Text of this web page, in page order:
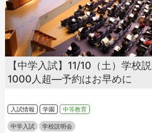
【中学入試】11/10（土）学校
1000人超―予約はお早めに
入試情報 学園 中等教育
中学入試 学校説明会